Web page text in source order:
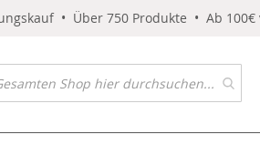
• Über 750 Produkte • Ab